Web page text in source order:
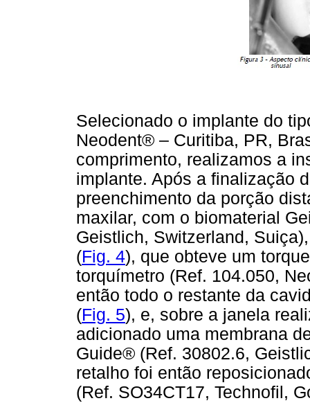
Selecionado o implante do
Neodent® – Curitiba, PR,
comprimento, realizamos a
implante. Após a finalização
preenchimento da porção
maxilar, com o biomaterial
Geistlich, Switzerland,
(Fig. 4), que obteve um
torquímetro (Ref. 104.050,
então todo o restante da
(Fig. 5), e, sobre a janela
adicionado uma membrana
Guide® (Ref. 30802.6,
retalho foi então
(Ref. SO34CT17, Technofil,